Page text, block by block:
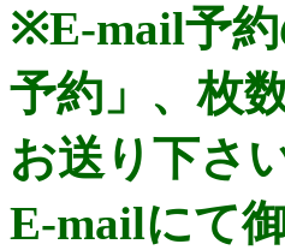
※E-mail予
予約」、枚
お送り下さい
E-mailにて